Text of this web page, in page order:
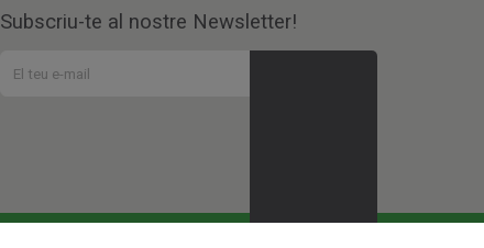
Subscriu-te al nostre Newsletter!